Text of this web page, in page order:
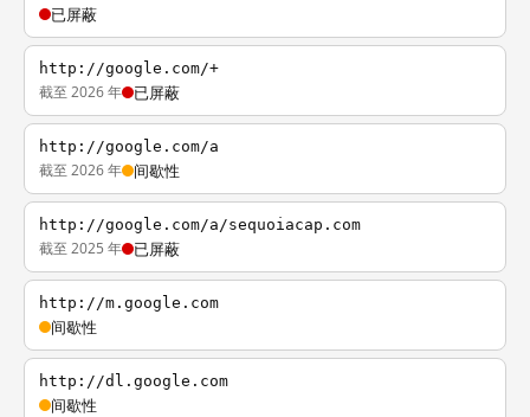
已屏蔽
http://google.com/+
截至 2026 年 已屏蔽
http://google.com/a
截至 2026 年 间歇性
http://google.com/a/sequoiacap.com
截至 2025 年 已屏蔽
http://m.google.com
间歇性
http://dl.google.com
间歇性